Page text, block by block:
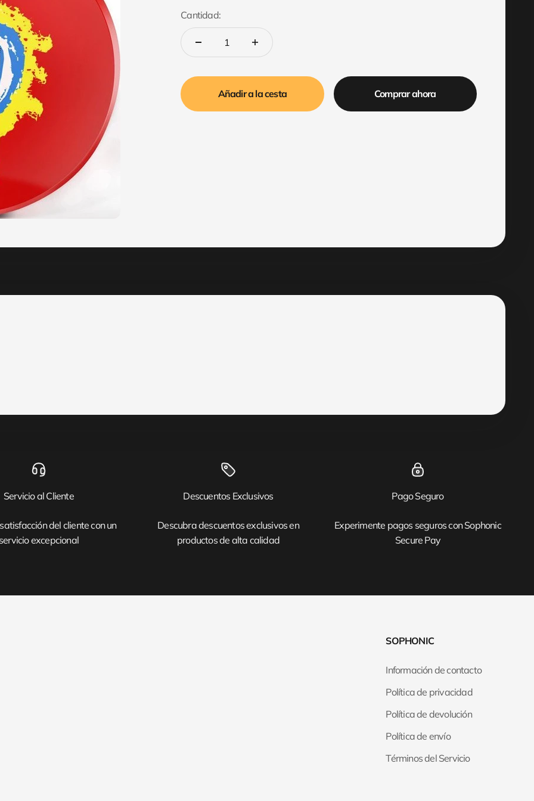
Cantidad:
Añadir a la cesta Comprar ahora
Servicio al Cliente
del cliente con un
excepcional
Descuentos Exclusivos
Descubra descuentos exclusivos en
productos de alta calidad
Pago Seguro
Experimente pagos seguros con Sophonic
Secure Pay
SOPHONIC
Información de contacto
Política de privacidad
Política de devolución
Política de envío
Términos del Servicio